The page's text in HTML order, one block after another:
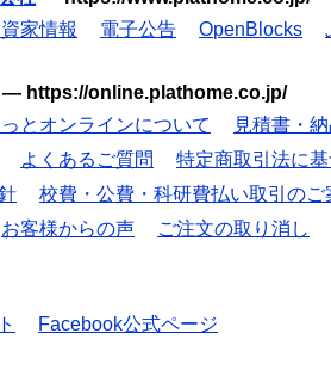
家情報 電子公告 OpenBlocks
— https://online.plathome.co.jp/
とオンラインについて
見積書・
よくあるご質問
特定商取引法に
校費・公費・科研費払い取引のご
お客様からの声 ご注文の取り消し
Facebook公式ページ